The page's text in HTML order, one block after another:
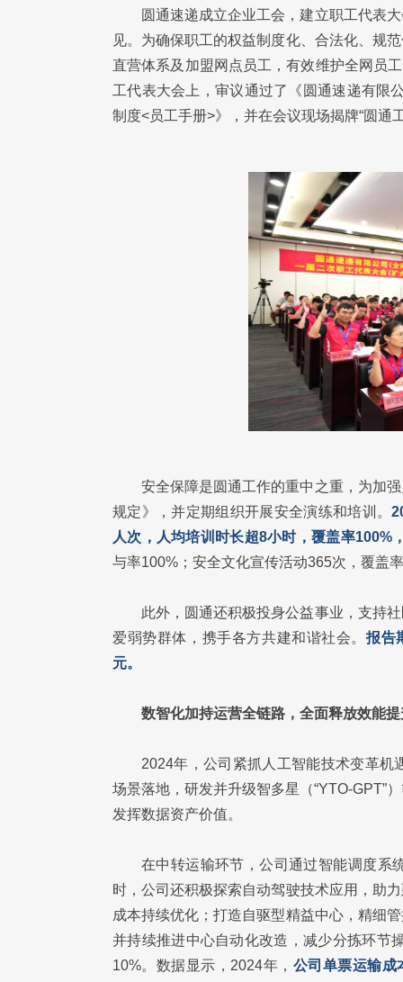
圆通速递成立企业工会，建立职工代表
见。为确保职工的权益制度化、合法化、规
直营体系及加盟网点员工，有效维护全网员
工代表大会上，审议通过了《圆通速递有限
制度<员工手册>》，并在会议现场揭牌“圆通
安全保障是圆通工作的重中之重，为加
规定》，并定期组织开展安全演练和培训。
人次，人均培训时长超8小时，覆盖率100%
与率100%；安全文化宣传活动365次，覆盖
此外，圆通还积极投身公益事业，支持
爱弱势群体，携手各方共建和谐社会。报告
元。
数智化加持运营全链路，全面释放效能提
2024年，公司紧抓人工智能技术变革
场景落地，研发并升级智多星（“YTO-GPT”
发挥数据资产价值。
在中转运输环节，公司通过智能调度系
时，公司还积极探索自动驾驶技术应用，助
成本持续优化；打造自驱型精益中心，精细
并持续推进中心自动化改造，减少分拣环节
10%。数据显示，2024年， 公司单票运输成